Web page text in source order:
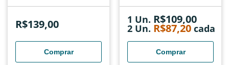
R$139,00
Comprar
1 Un. R$109,00
2 Un. R$87,20 cada
Comprar